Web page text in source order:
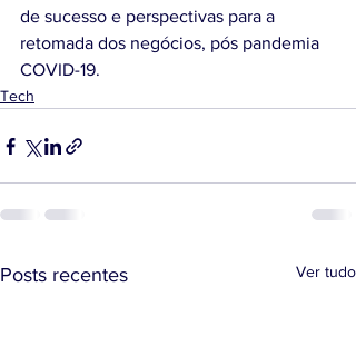
de sucesso e perspectivas para a
retomada dos negócios, pós pandemia
COVID-19.
Tech
Posts recentes Ver tudo